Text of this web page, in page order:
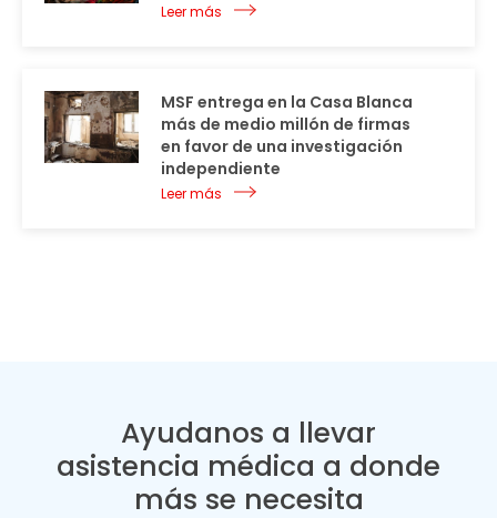
Leer más
MSF entrega en la Casa Blanca
más de medio millón de firmas
en favor de una investigación
independiente
Leer más
Ayudanos a llevar
asistencia médica a donde
más se necesita